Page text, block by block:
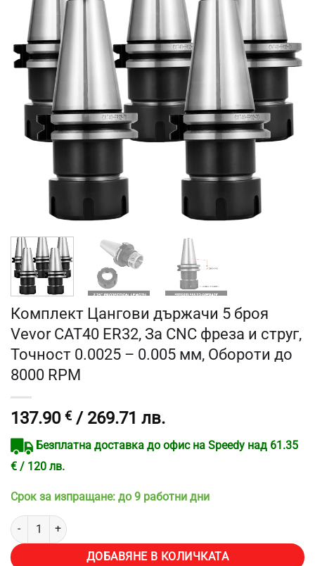
Комплект Цангови държачи 5 броя
Vevor CAT40 ER32, За CNC фреза и струг,
Точност 0.0025 – 0.005 мм, Обороти до
8000 RPM
137.90 € / 269.71 лв.
Безплатна доставка до офис на Speedy над 61.35
€ / 120 лв.
Срок за изпращане: до 9 работни дни
количество за Комплект Цангови държачи 5 броя Vevor CAT40
ДОБАВЯНЕ В КОЛИЧКАТА